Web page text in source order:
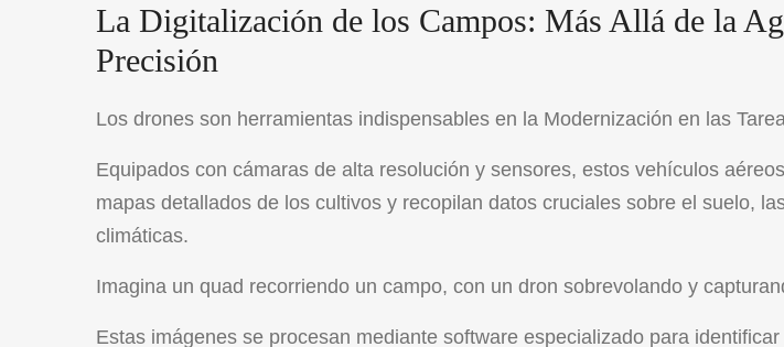
La Digitalización de los Campos: Más Allá de la
Precisión
Los drones son herramientas indispensables en la Modernización en las
Equipados con cámaras de alta resolución y sensores, estos vehículos
mapas detallados de los cultivos y recopilan datos cruciales sobre el suelo,
climáticas.
Imagina un quad recorriendo un campo, con un dron sobrevolando y
Estas imágenes se procesan mediante software especializado para